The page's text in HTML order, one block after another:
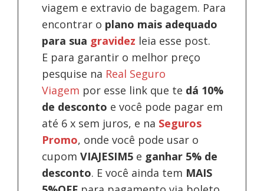
viagem e extravio de bagagem. Para
encontrar o plano mais adequado
para sua gravidez leia esse post.
E para garantir o melhor preço
pesquise na Real Seguro
Viagem por esse link que te dá 10%
de desconto e você pode pagar em
até 6 x sem juros, e na Seguros
Promo, onde você pode usar o
cupomVIAJESIM5 e ganhar 5% de
desconto. E você ainda tem MAIS